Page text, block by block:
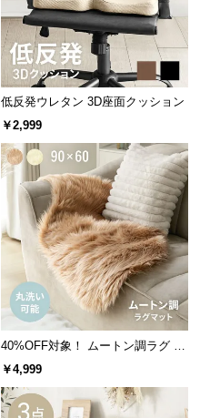
低反発ウレタン 3D座面クッション
￥2,999
40%OFF対象！ ムートン調ラグ 90
×60cm
￥4,999